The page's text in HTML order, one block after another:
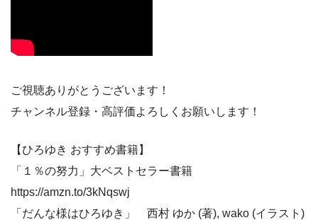
ご視聴ありがとうございます！
チャンネル登録・高評価よろしくお願いします！
【ひろゆき おすすめ書籍】
「１％の努力」大ベストセラー書籍
https://amzn.to/3kNqswj
「だんな様はひろゆき」 西村 ゆか (著), wako (イラスト)